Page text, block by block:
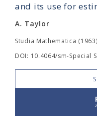
and its use for
A. Taylor
Studia Mathematica
DOI: 10.4064/sm-Special